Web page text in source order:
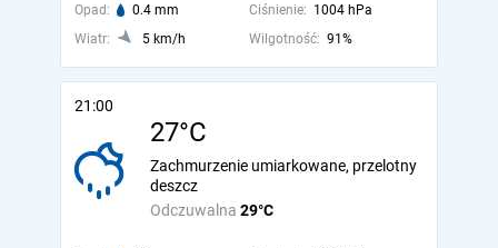
Opad: 0.4 mm Ciśnienie: 1004 hPa
Wiatr:
5 km/h Wilgotność: 91%
21:00
27°C
Odczuwalna 29°C
Zachmurzenie umiarkowane, przelotny
deszcz